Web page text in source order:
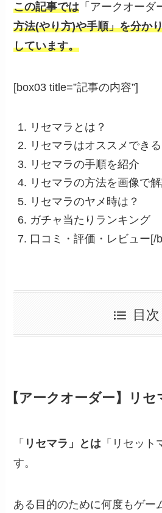
この記事では 「アークオーダ
方法(やり方)や手順」を分か
しています。
[box03 title=”記事の内容”]
リセマラとは？
リセマラはオススメできる
リセマラの手順を紹介
リセマラの方法を画像で
リセマラのヤメ時は？
ガチャ当たりランキング
口コミ・評価・レビュー[/
目次
【アークオーダー】リ
「 リセマラ」とは 「リセッ
す。
ある目的のために何度もゲー